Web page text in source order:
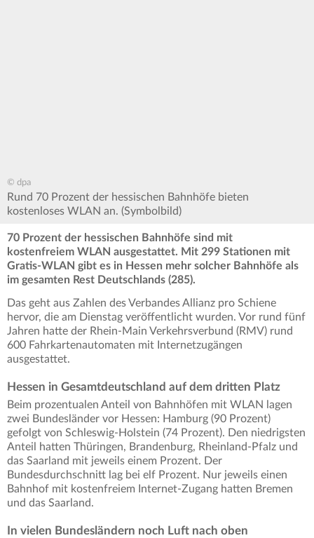
© dpa
Rund 70 Prozent der hessischen Bahnhöfe bieten
kostenloses WLAN an. (Symbolbild)
70 Prozent der hessischen Bahnhöfe sind mit
kostenfreiem WLAN ausgestattet. Mit 299 Stationen mit
Gratis-WLAN gibt es in Hessen mehr solcher Bahnhöfe als
im gesamten Rest Deutschlands (285).
Das geht aus Zahlen des Verbandes Allianz pro Schiene
hervor, die am Dienstag veröffentlicht wurden. Vor rund fünf
Jahren hatte der Rhein-Main Verkehrsverbund (RMV) rund
600 Fahrkartenautomaten mit Internetzugängen
ausgestattet.
Hessen in Gesamtdeutschland auf dem dritten Platz
Beim prozentualen Anteil von Bahnhöfen mit WLAN lagen
zwei Bundesländer vor Hessen: Hamburg (90 Prozent)
gefolgt von Schleswig-Holstein (74 Prozent). Den niedrigsten
Anteil hatten Thüringen, Brandenburg, Rheinland-Pfalz und
das Saarland mit jeweils einem Prozent. Der
Bundesdurchschnitt lag bei elf Prozent. Nur jeweils einen
Bahnhof mit kostenfreiem Internet-Zugang hatten Bremen
und das Saarland.
In vielen Bundesländern noch Luft nach oben